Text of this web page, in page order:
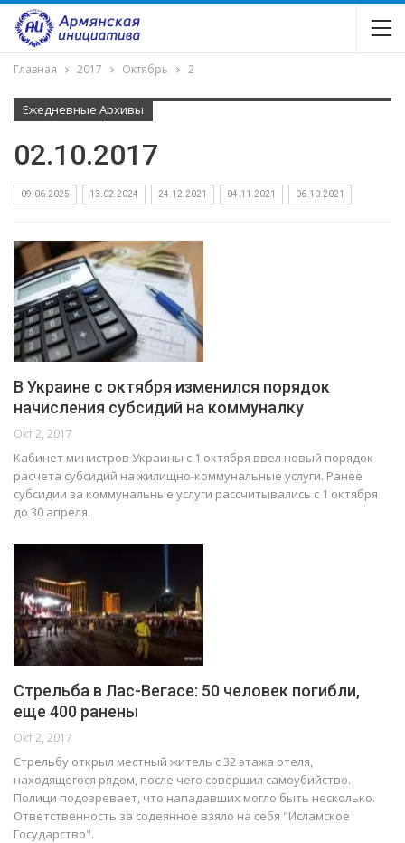
Главная 2017 Октябрь 2
Ежедневные Архивы
02.10.2017
09.06.2025 13.02.2024 24.12.2021 04.11.2021 06.10.2021
В Украине с октября изменился порядок
начисления субсидий на коммуналку
Окт 2, 2017
Кабинет министров Украины с 1 октября ввел новый порядок
расчета субсидий на жилищно-коммунальные услуги. Ранее
субсидии за коммунальные услуги рассчитывались с 1 октября
до 30 апреля.
Стрельба в Лас-Вегасе: 50 человек погибли,
еще 400 ранены
Окт 2, 2017
Стрельбу открыл местный житель с 32 этажа отеля,
находящегося рядом, после чего совершил самоубийство.
Полици подозревает, что нападавших могло быть несколько.
Ответственность за содеянное взяло на себя "Исламское
Государство".